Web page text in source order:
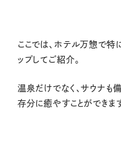
ここでは、ホテル万惣で特
ップしてご紹介。
温泉だけでなく、サウナも
存分に癒やすことができます